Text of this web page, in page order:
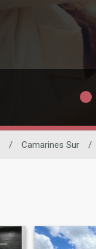
/ Camarines Sur /